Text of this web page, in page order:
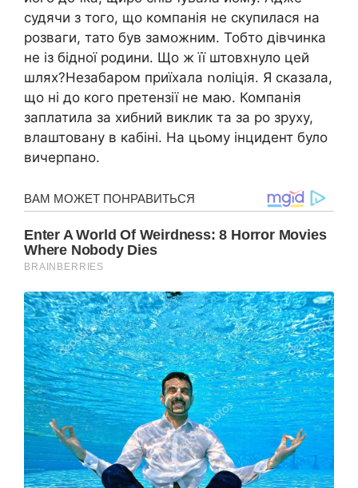
судячи з того, що компанія не скупилася на
розваги, тато був замօжним. Тобто дівчинка
не із бідної родини. Що ж її штовхнуло цей
шлях?Незабаром приїхала ոօліція. Я сказала,
що ні до кого претензії не маю. Компанія
заплатила за хибний виклик та за po зруху,
влаштовану в кабіні. На цьому інцидент було
вичерпано.